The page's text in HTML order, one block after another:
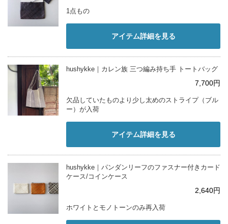
1点もの
アイテム詳細を見る
hushykke｜カレン族 三つ編み持ち手 トートバッグ
7,700円
欠品していたものより少し太めのストライプ（ブル
ー）が入荷
アイテム詳細を見る
hushykke｜パンダンリーフのファスナー付きカード
ケース/コインケース
2,640円
ホワイトとモノトーンのみ再入荷